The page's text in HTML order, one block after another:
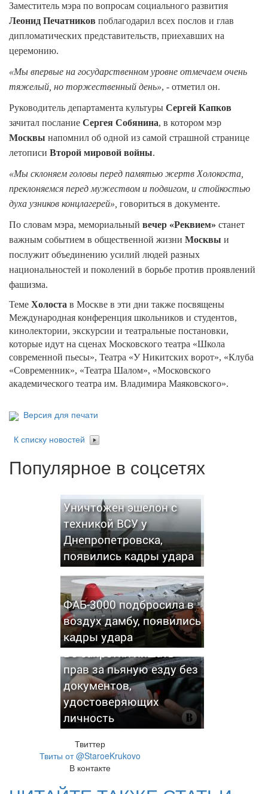
Заместитель мэра по вопросам социального развития
Леонид Печатников поблагодарил всех послов и глав
дипломатических представительств, приехавших на
церемонию.
«Мы впервые на государственном уровне отмечаем очень
тяжелый, но торжественный день», - отметил он.
Руководитель департамента культуры Сергей Капков
зачитал послание Сергея Собянина, в котором мэр
Москвы напомнил об одной из самой страшной странице
летописи Второй мировой войны.
«Мы склоняем головы перед памятью жертв Холокоста,
преклоняемся перед мужеством и подвигом, и стойкостью
духа узников концлагерей», говориться в документе.
По словам мэра, мемориальный вечер «Реквием» станет
важным событием в общественной жизни Москвы и
послужит объединению усилий людей разных
национальностей и поколений в борьбе против проявлений
фашизма.
Теме Холоста в Москве в эти дни также посвящены
Международная конференция школьников и студентов,
кинолектории, экскурсии и театральные постановки,
которые идут на сценах Московского театра «Школа
современной пьесы», Театра «У Никитских ворот», «Клуба
«Современник», «Театра Шалом», «Московского
академического театра им. Владимира Маяковского».
Версия для печати
К списку новостей
Популярное в соцсетях
Уничтожен эшелон с
техникой ВСУ у
Днепропетровска,
появились кадры удара
ФАБ-3000 подбросила в
воздух дамбу, появились
кадры удара
ВС запретил лишать
прав за пьяную езду без
документов,
удостоверяющих
личность
Твиттер
Твиты от @StaroeKrukovo
В контакте